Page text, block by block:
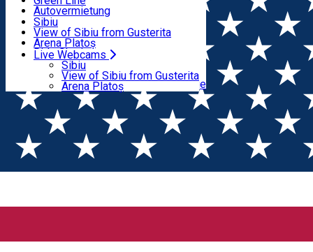
Unterkunft außerhalb von Sibiu
Kaffeestube
Konditorei
Pub, Bar
Nachtclubs
Bäckerei
Autovermietung
Fahrad verleih
Scooter rentals
Taxi
Ride Sharing
Park-Tickets
Parkplätze
Ladestationen für Elektrofahrzeuge
Sibiu
View of Sibiu from Gusterita
Arena Platoș
Live Webcams
Sibiu
View of Sibiu from Gusterita
Arena Platoș
Home PLACES
Places
Ereignisorganisator
Ereignisorganisator
Asociatia Florescu-Fernandez & Friends
Pasiunea pentru muzică stă la baza stagiunii „Florescu -